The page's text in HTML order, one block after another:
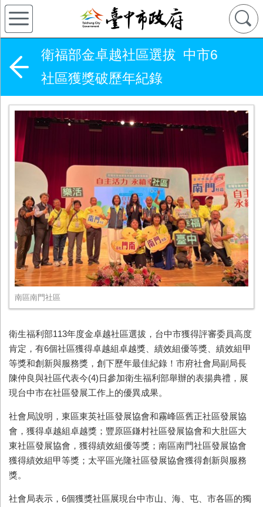
衛福部金卓越社區選拔 中市6
社區獲獎破歷年紀錄
南區南門社區
衛生福利部113年度金卓越社區選拔，台中市獲得評審委員高度
肯定，有6個社區獲得卓越組卓越獎、績效組優等獎、績效組甲
等獎和創新與服務獎，創下歷年最佳紀錄！市府社會局副局長
陳仲良與社區代表今(4)日參加衛生福利部舉辦的表揚典禮，展
現台中市在社區發展工作上的優異成果。
社會局說明，東區東英社區發展協會和霧峰區舊正社區發展協
會，獲得卓越組卓越獎；豐原區鎌村社區發展協會和大肚區大
東社區發展協會，獲得績效組優等獎；南區南門社區發展協會
獲得績效組甲等獎；太平區光隆社區發展協會獲得創新與服務
獎。
社會局表示， 6個獲獎社區展現台中市山、海、屯、市各區的獨